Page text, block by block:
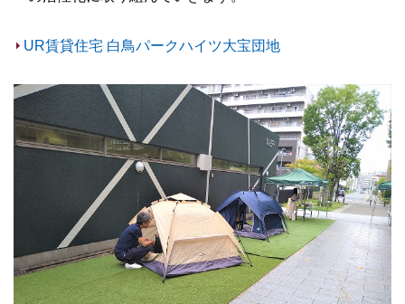
UR賃貸住宅 白鳥パークハイツ大宝団地